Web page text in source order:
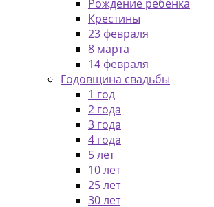
Рождение ребенка
Крестины
23 февраля
8 марта
14 февраля
Годовщина свадьбы
1 год
2 года
3 года
4 года
5 лет
10 лет
25 лет
30 лет